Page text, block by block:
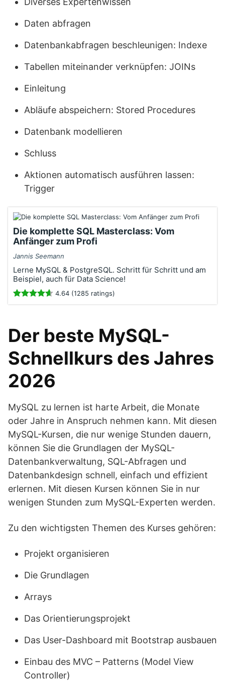
Daten abfragen
Datenbankabfragen beschleunigen: Indexe
Tabellen miteinander verknüpfen: JOINs
Einleitung
Abläufe abspeichern: Stored Procedures
Datenbank modellieren
Schluss
Aktionen automatisch ausführen lassen:
Trigger
Die komplette SQL Masterclass: Vom
Anfänger zum Profi
Jannis Seemann
Lerne MySQL & PostgreSQL. Schritt für Schritt und am
Beispiel, auch für Data Science!
4.64 (1285 ratings)
Der beste MySQL-
Schnellkurs des Jahres
2026
MySQL zu lernen ist harte Arbeit, die Monate
oder Jahre in Anspruch nehmen kann. Mit diesen
MySQL-Kursen, die nur wenige Stunden dauern,
können Sie die Grundlagen der MySQL-
Datenbankverwaltung, SQL-Abfragen und
Datenbankdesign schnell, einfach und effizient
erlernen. Mit diesen Kursen können Sie in nur
wenigen Stunden zum MySQL-Experten werden.
Zu den wichtigsten Themen des Kurses gehören:
Projekt organisieren
Die Grundlagen
Arrays
Das Orientierungsprojekt
Das User-Dashboard mit Bootstrap ausbauen
Einbau des MVC – Patterns (Model View
Controller)